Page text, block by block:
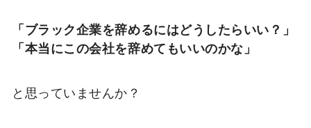
「ブラック企業を辞めるにはどうしたらいい？」
「本当にこの会社を辞めてもいいのかな」
と思っていませんか？